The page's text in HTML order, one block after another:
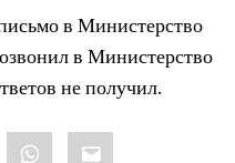
в Министерство
в Министерство
не получил.
WhatsApp
Email